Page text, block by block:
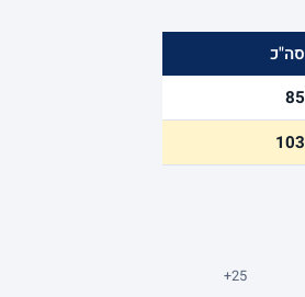
סה"כ
85
103
+25